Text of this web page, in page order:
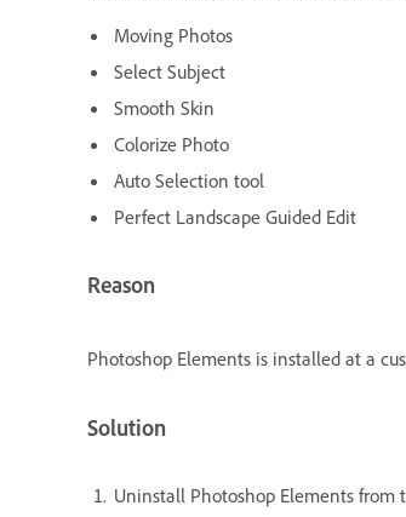
Moving Photos
Select Subject
Smooth Skin
Colorize Photo
Auto Selection tool
Perfect Landscape Guided Edit
Reason
Photoshop Elements is installed at a
Solution
Uninstall Photoshop Elements